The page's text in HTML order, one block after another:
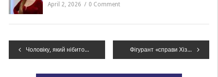
April 2, 2026 0 Comment
Навігація
Чоловіку, який нібито хотів підірвати екскомандира ЗСУ, повідомили про підозру – прокуратура Фігурант «справи Хізб ут-Тахрір» Абдулганієв потребує медичної допомоги – Денісова